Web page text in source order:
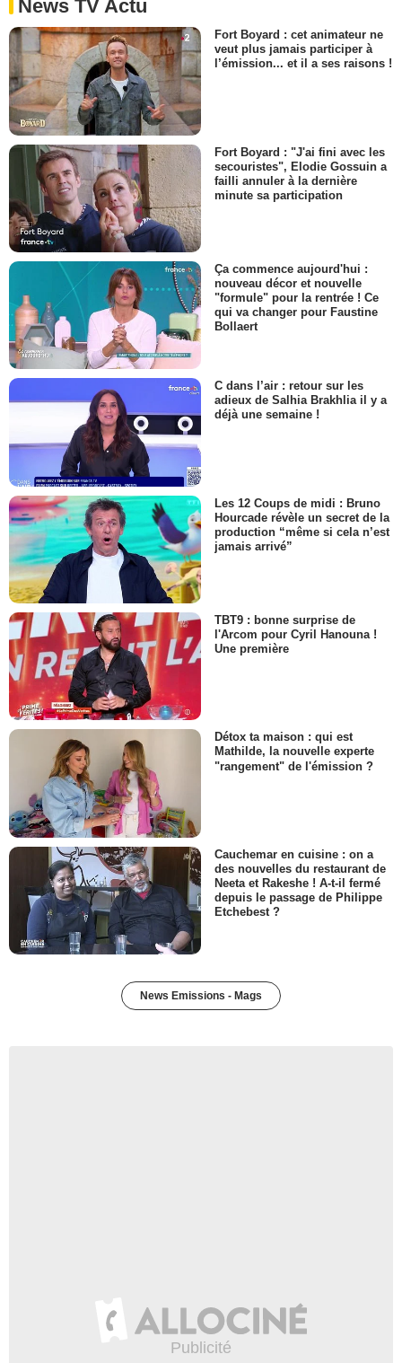
News TV Actu
Fort Boyard : cet animateur ne
veut plus jamais participer à
l’émission... et il a ses raisons !
Fort Boyard : "J'ai fini avec les
secouristes", Elodie Gossuin a
failli annuler à la dernière
minute sa participation
Ça commence aujourd'hui :
nouveau décor et nouvelle
"formule" pour la rentrée ! Ce
qui va changer pour Faustine
Bollaert
C dans l’air : retour sur les
adieux de Salhia Brakhlia il y a
déjà une semaine !
Les 12 Coups de midi : Bruno
Hourcade révèle un secret de la
production “même si cela n’est
jamais arrivé”
TBT9 : bonne surprise de
l'Arcom pour Cyril Hanouna !
Une première
Détox ta maison : qui est
Mathilde, la nouvelle experte
"rangement" de l'émission ?
Cauchemar en cuisine : on a
des nouvelles du restaurant de
Neeta et Rakeshe ! A-t-il fermé
depuis le passage de Philippe
Etchebest ?
News Emissions - Mags